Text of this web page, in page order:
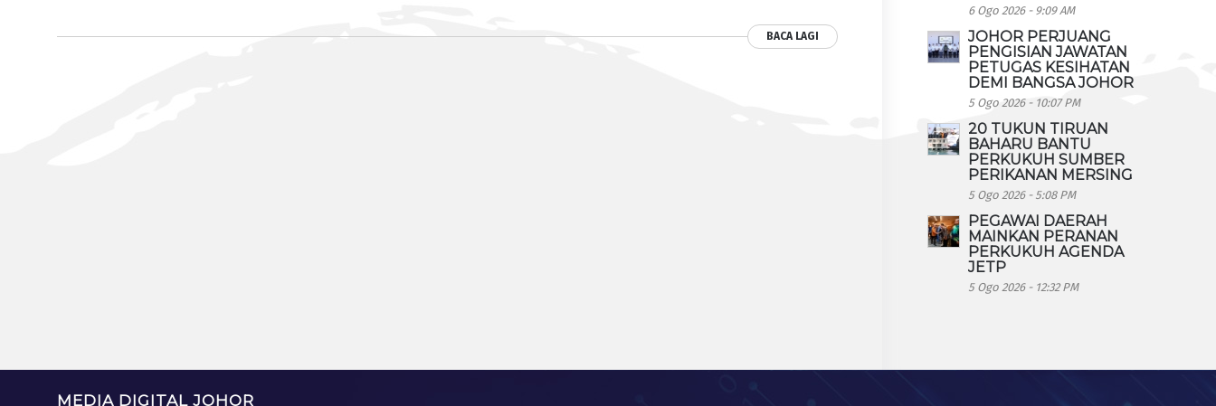
BACA LAGI
6 Ogo 2026 - 9:09 AM
JOHOR PERJUANG
PENGISIAN JAWATAN
PETUGAS KESIHATAN
DEMI BANGSA JOHOR
5 Ogo 2026 - 10:07 PM
20 TUKUN TIRUAN
BAHARU BANTU
PERKUKUH SUMBER
PERIKANAN MERSING
5 Ogo 2026 - 5:08 PM
PEGAWAI DAERAH
MAINKAN PERANAN
PERKUKUH AGENDA
JETP
5 Ogo 2026 - 12:32 PM
MEDIA DIGITAL JOHOR